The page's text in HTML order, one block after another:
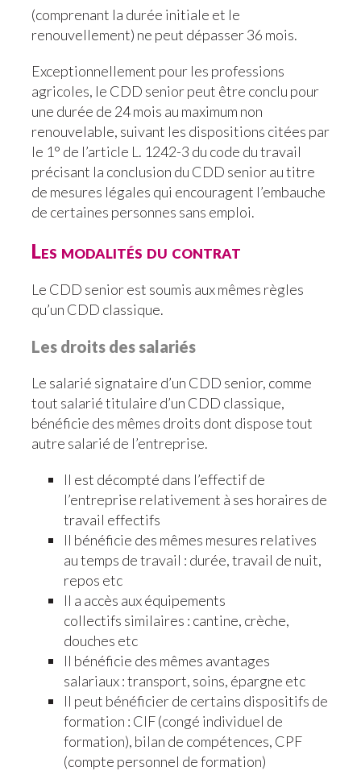
(comprenant la durée initiale et le
renouvellement) ne peut dépasser 36 mois.
Exceptionnellement pour les professions
agricoles, le CDD senior peut être conclu pour
une durée de 24 mois au maximum non
renouvelable, suivant les dispositions citées par
le 1° de l’article L. 1242-3 du code du travail
précisant la conclusion du CDD senior au titre
de mesures légales qui encouragent l’embauche
de certaines personnes sans emploi.
Les modalités du contrat
Le CDD senior est soumis aux mêmes règles
qu’un CDD classique.
Les droits des salariés
Le salarié signataire d’un CDD senior, comme
tout salarié titulaire d’un CDD classique,
bénéficie des mêmes droits dont dispose tout
autre salarié de l’entreprise.
Il est décompté dans l’effectif de
l’entreprise relativement à ses horaires de
travail effectifs
Il bénéficie des mêmes mesures relatives
au temps de travail : durée, travail de nuit,
repos etc
Il a accès aux équipements
collectifs similaires : cantine, crèche,
douches etc
Il bénéficie des mêmes avantages
salariaux : transport, soins, épargne etc
Il peut bénéficier de certains dispositifs de
formation : CIF (congé individuel de
formation), bilan de compétences, CPF
(compte personnel de formation)